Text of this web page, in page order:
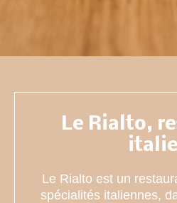
Le Rialto,
Le Rialto est un
spécialités italiennes,